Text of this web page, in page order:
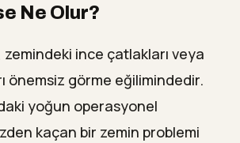
Ne Olur?
ince çatlakları veya
önemsiz görme eğilimindedir.
yoğun operasyonel
kaçan bir zemin problemi